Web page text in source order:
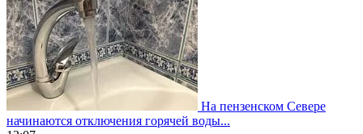
На пензенском Севере
начинаются отключения горячей воды...